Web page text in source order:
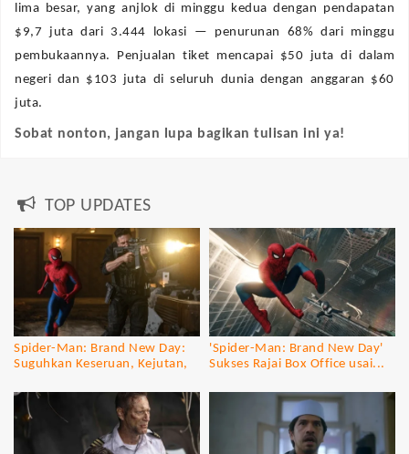
lima besar, yang anjlok di minggu kedua dengan pendapatan
$9,7 juta dari 3.444 lokasi — penurunan 68% dari minggu
pembukaannya. Penjualan tiket mencapai $50 juta di dalam
negeri dan $103 juta di seluruh dunia dengan anggaran $60
juta.
Sobat nonton, jangan lupa bagikan tulisan ini ya!
TOP UPDATES
Spider-Man: Brand New Day:
Suguhkan Keseruan, Kejutan,
'Spider-Man: Brand New Day'
Sukses Rajai Box Office usai...